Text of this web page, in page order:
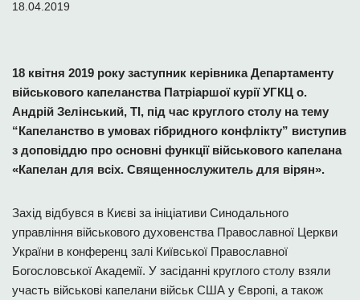
18.04.2019
18 квітня 2019 року заступник керівника Департаменту
військового капеланства Патріаршої курії УГКЦ о.
Андрій Зелінський, ТІ, під час круглого столу на тему
“Капеланство в умовах гібридного конфлікту” виступив
з доповіддю про основні функції військового капелана
«Капелан для всіх. Священнослужитель для вірян».
Захід відбувся в Києві за ініціативи Синодального
управління військового духовенства Православної Церкви
України в конференц залі Київської Православної
Богословської Академії. У засіданні круглого столу взяли
участь військові капелани військ США у Європі, а також